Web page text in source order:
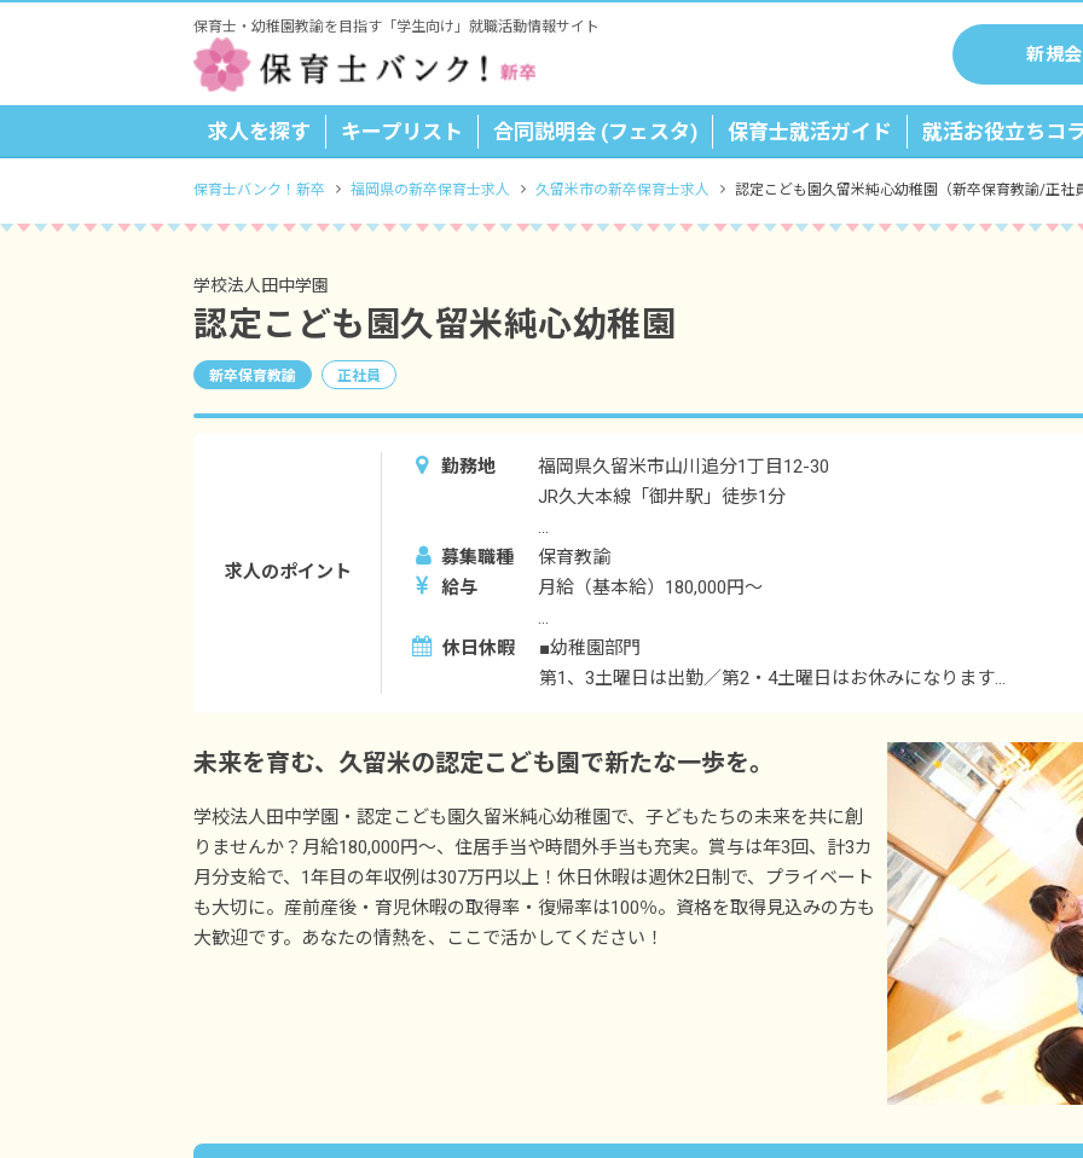
保育士・幼稚園教諭を目指す「学生向け」就職活動情報サイト
新規
求人を探す キープリスト 合同説明会 (フェスタ) 保育士就活ガイド 就活お役立ちコ
保育士バンク！新卒 福岡県の新卒保育士求人 久留米市の新卒保育士求人 認定こども園久留米純心幼稚園（新卒保育教諭/正社
学校法人田中学園
認定こども園久留米純心幼稚園
新卒保育教諭 正社員
求人のポイント
勤務地
福岡県久留米市山川追分1丁目12-30
JR久大本線「御井駅」徒歩1分
※マイカー・バイク・自転車通勤OK（駐車場完備）
募集職種
保育教諭
給与
月給（基本給）180,000円～
・別途支給手当
住居手当（規定あり※要相談）
昇給年1回 月1,000円～ ※昨年度実績
賞与年3回 計3カ月分（1年目511,500円）※昨年度実績
交通費支給 4,100円～10,000円
【年収例※昨年度実績】
1年目／年収307万円～
5年目／年収361万円～
休日休暇
■幼稚園部門
第1、3土曜日は出勤／第2・4土曜日はお休みになります
■保育園部門
＜共通＞
週休2日制
祝日
GW休暇
有給休暇 ※取得率90％／半休から取得相談OK
産前産後・育児休暇 ※取得率・復帰率ともに100％
未来を育む、久留米の認定こども園で新たな一歩を。
学校法人田中学園・認定こども園久留米純心幼稚園で、子どもたちの未来を共に創
りませんか？月給180,000円～、住居手当や時間外手当も充実。賞与は年3回、計3カ
月分支給で、1年目の年収例は307万円以上！休日休暇は週休2日制で、プライベート
も大切に。産前産後・育児休暇の取得率・復帰率は100％。資格を取得見込みの方も
大歓迎です。あなたの情熱を、ここで活かしてください！